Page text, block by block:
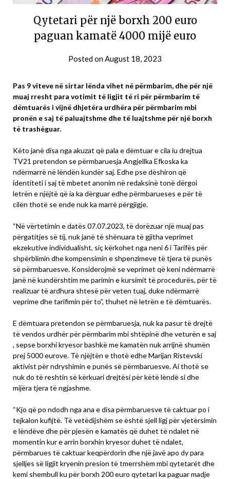
Qytetari për një borxh 200 euro
paguan kamatë 4000 mijë euro
Posted onAugust 18, 2023
Pas 9 viteve në sirtar lënda vihet në përmbarim, dhe për një
muaj rresht para votimit të ligjit të ri për përmbarim të
dëmtuarës i vijnë dhjetëra urdhëra për përmbarim mbi
pronën e saj të paluajtshme dhe të luajtshme për një borxh
të trashëguar.
Këto janë disa nga akuzat që pala e dëmtuar e cila iu drejtua
TV21 pretendon se përmbaruesja Angjellka Efkoska ka
ndërmarrë në lëndën kundër saj. Edhe pse dëshiron që
identiteti i saj të mbetet anonim në redaksinë tonë dërgoi
letrën e njëjtë që ia ka dërguar edhe përmbarueses e për të
cilën thotë se ende nuk ka marrë përgjigje.
“Në vërtetimin e datës 07.07.2023, të dorëzuar një muaj pas
përgatitjes së tij, nuk janë të shënuara të gjitha veprimet
ekzekutive individualisht, siç kërkohet nga neni 6 i Tarifës për
shpërblimin dhe kompensimin e shpenzimeve të tjera të punës
së përmbaruesve. Konsiderojmë se veprimet që keni ndërmarrë
janë në kundërshtim me parimin e kursimit të procedurës, për të
realizuar të ardhura shtesë për veten tuaj, duke ndërmarrë
veprime dhe tarifimin për to”, thuhet në letrën e të dëmtuarës.
E dëmtuara pretendon se përmbaruesja, nuk ka pasur të drejtë
të vendos urdhër për përmbarim mbi shtëpinë dhe veturën e saj
, sepse borxhi kryesor bashkë me kamatën nuk arrijnë shumën
prej 5000 eurove. Të njëjtën e thotë edhe Marijan Ristevski
aktivist për ndryshimin e punës së përmbaruesve. Ai thotë se
nuk do të reshtin së kërkuari drejtësi për këtë lëndë si dhe
mijëra tjera të ngjashme.
“Kjo që po ndodh nga ana e disa përmbaruesve të caktuar po i
tejkalon kufijtë. Të vetëdijshëm se është sjell ligj për vjetërsimin
e lëndëve dhe për pjesën e kamatës që duhet të ndalet në
momentin kur e arrin borxhin kryesor duhet të ndalet,
përmbarues të caktuar keqpërdorin dhe një javë apo dy para
sjelljes së ligjit kryenin presion të tmerrshëm mbi qytetarët dhe
kemi shembull ku për borxh 200 euro qytetari ka paguar madje